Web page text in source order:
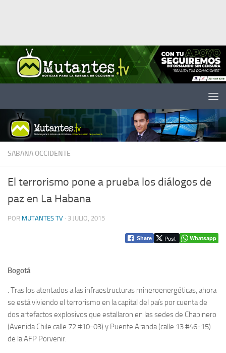
SABANA OCCIDENTE
El terrorismo pone a prueba los diálogos de
paz en La Habana
POR MUTANTES TV · 3 JULIO, 2015
Share Post Whatsapp
Bogotá
. Tras los atentados a las infraestructuras mineroenergéticas, ahora
se está viviendo el terrorismo en la capital del país por cuenta de
dos artefactos explosivos que estallaron en las sedes de Chapinero
(Avenida Chile calle 72 #10-03) y Puente Aranda (calle 13 #46-15)
de la AFP Porvenir.